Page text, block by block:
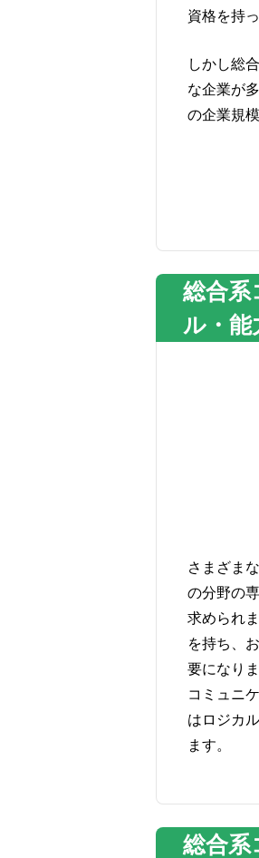
資格を持
しかし総
な企業が
の企業規
総合系
ル・能
さまざま
の分野の
求められ
を持ち、
要になり
コミュニ
はロジカ
ます。
総合系